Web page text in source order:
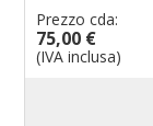
Prezzo cda:
75,00 €
(IVA inclusa)